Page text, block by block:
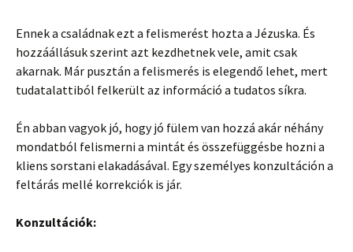
Ennek a családnak ezt a felismerést hozta a Jézuska. És
hozzáállásuk szerint azt kezdhetnek vele, amit csak
akarnak. Már pusztán a felismerés is elegendő lehet, mert
tudatalattiból felkerült az információ a tudatos síkra.
Én abban vagyok jó, hogy jó fülem van hozzá akár néhány
mondatból felismerni a mintát és összefüggésbe hozni a
kliens sorstani elakadásával. Egy személyes konzultáción a
feltárás mellé korrekciók is jár.
Konzultációk: